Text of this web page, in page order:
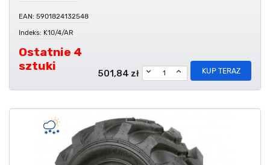
EAN: 5901824132548
Indeks: K10/4/AR
Ostatnie 4
sztuki
501,84 zł KUP TERAZ